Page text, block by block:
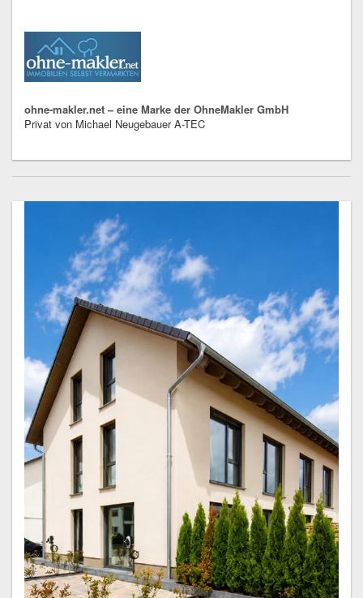
ohne-makler.net – eine Marke der OhneMakler GmbH
Privat von Michael Neugebauer A-TEC